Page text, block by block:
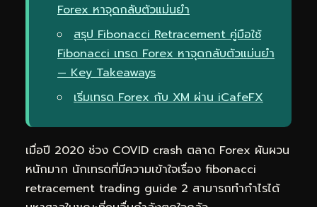
Forex หาจุดกลับตัวแม่นยำ
สรุป Fibonacci Retracement คู่มือใช้
Fibonacci เทรด Forex หาจุดกลับตัวแม่นยำ
— Key Takeaways
เริ่มเทรด Forex กับ XM ผ่าน iCafeFX
เมื่อปี 2020 ช่วง COVID crash ตลาด Forex ผันผวน
หนักมาก นักเทรดที่มีความเข้าใจเรื่อง fibonacci
retracement trading guide 2 สามารถทำกำไรได้